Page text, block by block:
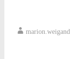
marion.weigand